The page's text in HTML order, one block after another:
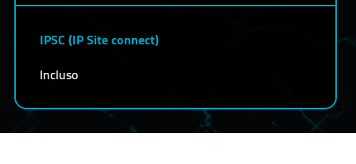
IPSC (IP Site connect)
Incluso